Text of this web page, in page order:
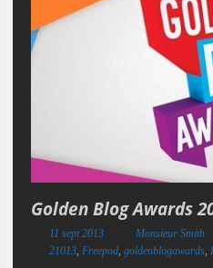
Golden Blog Awards
11 sept 2013 Monsieur Smith
21013, Freepod, goldenblogawards,